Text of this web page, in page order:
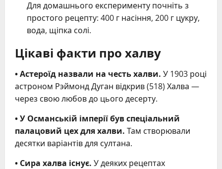
Для домашнього експерименту почніть з
простого рецепту: 400 г насіння, 200 г цукру,
вода, щіпка солі.
Цікаві факти про халву
• Астероїд назвали на честь халви. У 1903 році
астроном Рэймонд Дуган відкрив (518) Халва —
через свою любов до цього десерту.
• У Османській імперії був спеціальний
палацовий цех для халви. Там створювали
десятки варіантів для султана.
• Сира халва існує. У деяких рецептах